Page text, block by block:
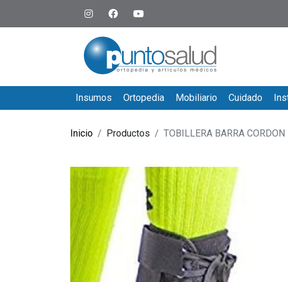
Insumos Ortopedia Mobiliario Cuidado
Inicio Productos TOBILLERA BARRA